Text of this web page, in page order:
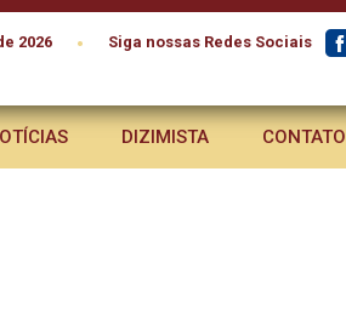
2026 • Siga nossas Redes Sociais
DIZIMISTA CONTATO